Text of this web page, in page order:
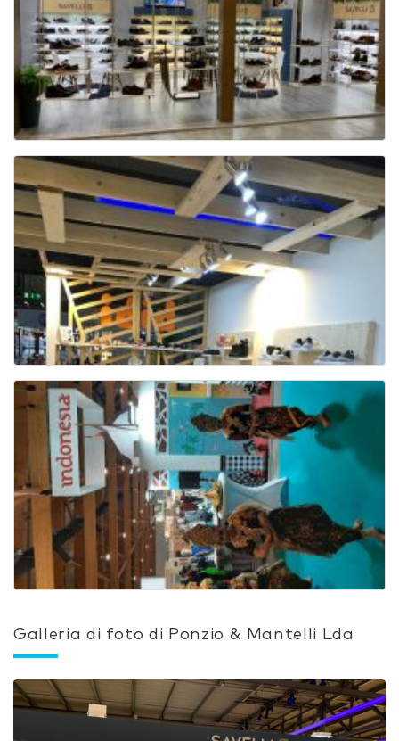
Galleria di foto di Ponzio & Mantelli Lda